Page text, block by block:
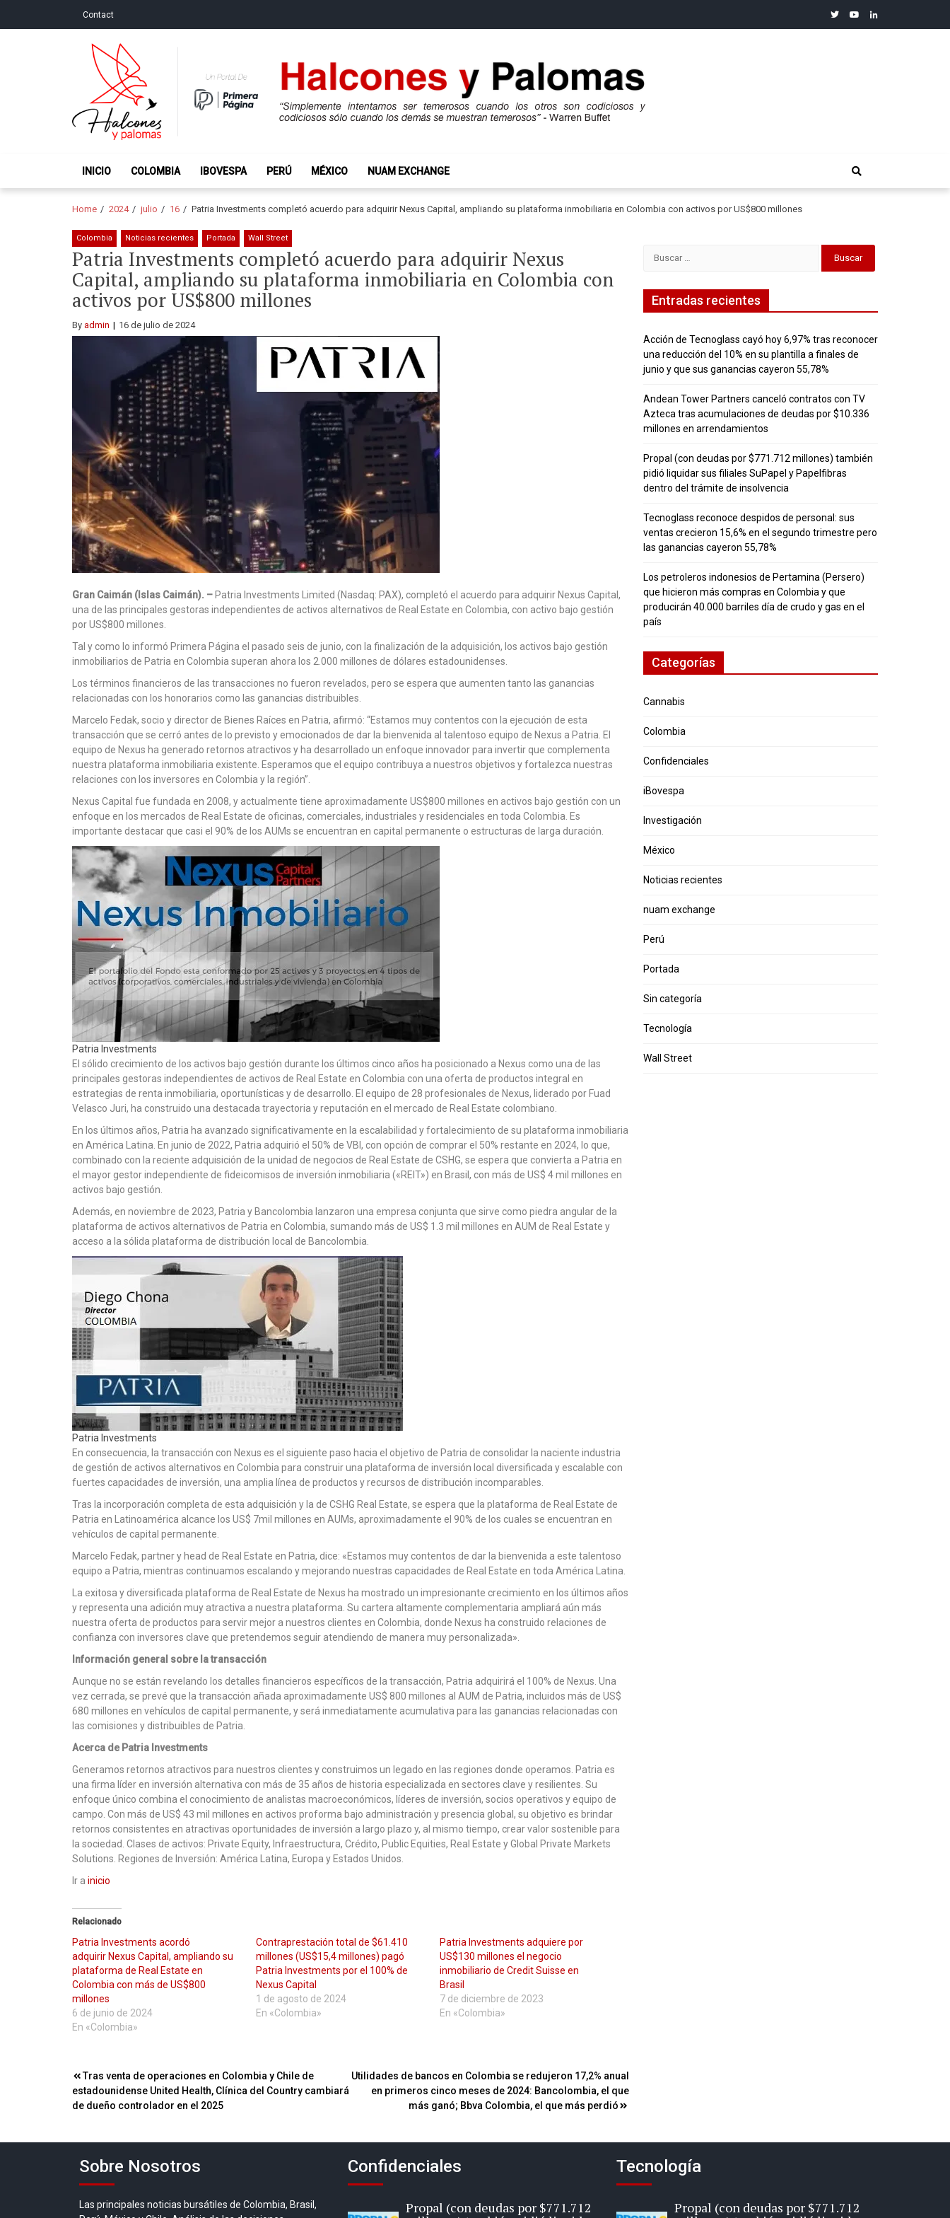
Contact twitteryoutubelinkedin
Halcones y Palomas
INICIO COLOMBIA IBOVESPA PERÚ MÉXICO NUAM EXCHANGE
Home 2024 julio 16 Patria Investments completó acuerdo para adquirir Nexus Capital, ampliando su plataforma inmobiliaria en Colombia con activos por US$800 millones
Colombia Noticias recientes Portada Wall Street
Patria Investments completó acuerdo para adquirir Nexus
Capital, ampliando su plataforma inmobiliaria en Colombia con
activos por US$800 millones
By admin 16 de julio de 2024
Gran Caimán (Islas Caimán). – Patria Investments Limited (Nasdaq: PAX), completó el acuerdo para adquirir Nexus Capital,
una de las principales gestoras independientes de activos alternativos de Real Estate en Colombia, con activo bajo gestión
por US$800 millones.
Tal y como lo informó Primera Página el pasado seis de junio, con la finalización de la adquisición, los activos bajo gestión
inmobiliarios de Patria en Colombia superan ahora los 2.000 millones de dólares estadounidenses.
Los términos financieros de las transacciones no fueron revelados, pero se espera que aumenten tanto las ganancias
relacionadas con los honorarios como las ganancias distribuibles.
Marcelo Fedak, socio y director de Bienes Raíces en Patria, afirmó: “Estamos muy contentos con la ejecución de esta
transacción que se cerró antes de lo previsto y emocionados de dar la bienvenida al talentoso equipo de Nexus a Patria. El
equipo de Nexus ha generado retornos atractivos y ha desarrollado un enfoque innovador para invertir que complementa
nuestra plataforma inmobiliaria existente. Esperamos que el equipo contribuya a nuestros objetivos y fortalezca nuestras
relaciones con los inversores en Colombia y la región”.
Nexus Capital fue fundada en 2008, y actualmente tiene aproximadamente US$800 millones en activos bajo gestión con un
enfoque en los mercados de Real Estate de oficinas, comerciales, industriales y residenciales en toda Colombia. Es
importante destacar que casi el 90% de los AUMs se encuentran en capital permanente o estructuras de larga duración.
Patria Investments
El sólido crecimiento de los activos bajo gestión durante los últimos cinco años ha posicionado a Nexus como una de las
principales gestoras independientes de activos de Real Estate en Colombia con una oferta de productos integral en
estrategias de renta inmobiliaria, oportunísticas y de desarrollo. El equipo de 28 profesionales de Nexus, liderado por Fuad
Velasco Juri, ha construido una destacada trayectoria y reputación en el mercado de Real Estate colombiano.
En los últimos años, Patria ha avanzado significativamente en la escalabilidad y fortalecimiento de su plataforma inmobiliaria
en América Latina. En junio de 2022, Patria adquirió el 50% de VBI, con opción de comprar el 50% restante en 2024, lo que,
combinado con la reciente adquisición de la unidad de negocios de Real Estate de CSHG, se espera que convierta a Patria en
el mayor gestor independiente de fideicomisos de inversión inmobiliaria («REIT») en Brasil, con más de US$ 4 mil millones en
activos bajo gestión.
Además, en noviembre de 2023, Patria y Bancolombia lanzaron una empresa conjunta que sirve como piedra angular de la
plataforma de activos alternativos de Patria en Colombia, sumando más de US$ 1.3 mil millones en AUM de Real Estate y
acceso a la sólida plataforma de distribución local de Bancolombia.
Patria Investments
En consecuencia, la transacción con Nexus es el siguiente paso hacia el objetivo de Patria de consolidar la naciente industria
de gestión de activos alternativos en Colombia para construir una plataforma de inversión local diversificada y escalable con
fuertes capacidades de inversión, una amplia línea de productos y recursos de distribución incomparables.
Tras la incorporación completa de esta adquisición y la de CSHG Real Estate, se espera que la plataforma de Real Estate de
Patria en Latinoamérica alcance los US$ 7mil millones en AUMs, aproximadamente el 90% de los cuales se encuentran en
vehículos de capital permanente.
Marcelo Fedak, partner y head de Real Estate en Patria, dice: «Estamos muy contentos de dar la bienvenida a este talentoso
equipo a Patria, mientras continuamos escalando y mejorando nuestras capacidades de Real Estate en toda América Latina.
La exitosa y diversificada plataforma de Real Estate de Nexus ha mostrado un impresionante crecimiento en los últimos años
y representa una adición muy atractiva a nuestra plataforma. Su cartera altamente complementaria ampliará aún más
nuestra oferta de productos para servir mejor a nuestros clientes en Colombia, donde Nexus ha construido relaciones de
confianza con inversores clave que pretendemos seguir atendiendo de manera muy personalizada».
Información general sobre la transacción
Aunque no se están revelando los detalles financieros específicos de la transacción, Patria adquirirá el 100% de Nexus. Una
vez cerrada, se prevé que la transacción añada aproximadamente US$ 800 millones al AUM de Patria, incluidos más de US$
680 millones en vehículos de capital permanente, y será inmediatamente acumulativa para las ganancias relacionadas con
las comisiones y distribuibles de Patria.
Acerca de Patria Investments
Generamos retornos atractivos para nuestros clientes y construimos un legado en las regiones donde operamos. Patria es
una firma líder en inversión alternativa con más de 35 años de historia especializada en sectores clave y resilientes. Su
enfoque único combina el conocimiento de analistas macroeconómicos, líderes de inversión, socios operativos y equipo de
campo. Con más de US$ 43 mil millones en activos proforma bajo administración y presencia global, su objetivo es brindar
retornos consistentes en atractivas oportunidades de inversión a largo plazo y, al mismo tiempo, crear valor sostenible para
la sociedad. Clases de activos: Private Equity, Infraestructura, Crédito, Public Equities, Real Estate y Global Private Markets
Solutions. Regiones de Inversión: América Latina, Europa y Estados Unidos.
Ir a inicio
Relacionado
Patria Investments acordó
adquirir Nexus Capital, ampliando su
plataforma de Real Estate en
Colombia con más de US$800
millones
6 de junio de 2024
En «Colombia»
Contraprestación total de $61.410
millones (US$15,4 millones) pagó
Patria Investments por el 100% de
Nexus Capital
1 de agosto de 2024
En «Colombia»
Patria Investments adquiere por
US$130 millones el negocio
inmobiliario de Credit Suisse en
Brasil
7 de diciembre de 2023
En «Colombia»
Navegación
de
Tras venta de operaciones en Colombia y Chile de
estadounidense United Health, Clínica del Country cambiará
de dueño controlador en el 2025
Utilidades de bancos en Colombia se redujeron 17,2% anual
en primeros cinco meses de 2024: Bancolombia, el que
más ganó; Bbva Colombia, el que más perdió
Entradas recientes
Acción de Tecnoglass cayó hoy 6,97% tras reconocer
una reducción del 10% en su plantilla a finales de
junio y que sus ganancias cayeron 55,78%
Andean Tower Partners canceló contratos con TV
Azteca tras acumulaciones de deudas por $10.336
millones en arrendamientos
Propal (con deudas por $771.712 millones) también
pidió liquidar sus filiales SuPapel y Papelfibras
dentro del trámite de insolvencia
Tecnoglass reconoce despidos de personal: sus
ventas crecieron 15,6% en el segundo trimestre pero
las ganancias cayeron 55,78%
Los petroleros indonesios de Pertamina (Persero)
que hicieron más compras en Colombia y que
producirán 40.000 barriles día de crudo y gas en el
país
Categorías
Cannabis
Colombia
Confidenciales
iBovespa
Investigación
México
Noticias recientes
nuam exchange
Perú
Portada
Sin categoría
Tecnología
Wall Street
Sobre Nosotros
Las principales noticias bursátiles de Colombia, Brasil,
Confidenciales
Propal (con deudas por $771.712
Tecnología
Propal (con deudas por $771.712